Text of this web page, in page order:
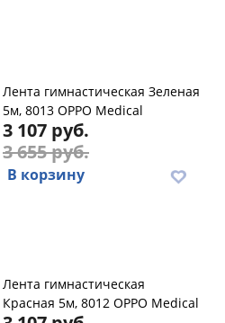
Лента гимнастическая Зеленая
5м, 8013 OPPO Medical
3 107 руб.
3 655 руб.
В корзину
Лента гимнастическая
Красная 5м, 8012 OPPO Medical